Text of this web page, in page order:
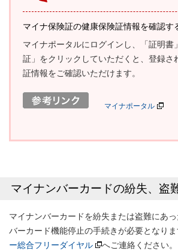
マイナ保険証の健康保険証情報を確認す
マイナポータルにログインし、「証明書
証」をクリックしていただくと、登録さ
証情報をご確認いただけます。
マイナポータル
マイナンバーカードの紛失、盗
マイナンバーカードを紛失または盗難にあ
バーカード機能停止の手続きが必要となりま
ー総合フリーダイヤル
へご連絡ください。